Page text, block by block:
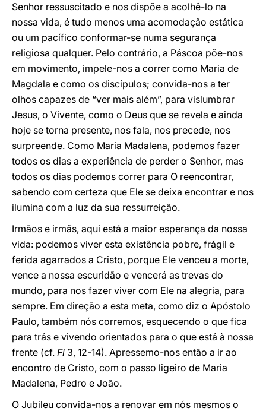
Senhor ressuscitado e nos dispõe a acolhê-lo na
nossa vida, é tudo menos uma acomodação estática
ou um pacífico conformar-se numa segurança
religiosa qualquer. Pelo contrário, a Páscoa põe-nos
em movimento, impele-nos a correr como Maria de
Magdala e como os discípulos; convida-nos a ter
olhos capazes de “ver mais além”, para vislumbrar
Jesus, o Vivente, como o Deus que se revela e ainda
hoje se torna presente, nos fala, nos precede, nos
surpreende. Como Maria Madalena, podemos fazer
todos os dias a experiência de perder o Senhor, mas
todos os dias podemos correr para O reencontrar,
sabendo com certeza que Ele se deixa encontrar e nos
ilumina com a luz da sua ressurreição.
Irmãos e irmãs, aqui está a maior esperança da nossa
vida: podemos viver esta existência pobre, frágil e
ferida agarrados a Cristo, porque Ele venceu a morte,
vence a nossa escuridão e vencerá as trevas do
mundo, para nos fazer viver com Ele na alegria, para
sempre. Em direção a esta meta, como diz o Apóstolo
Paulo, também nós corremos, esquecendo o que fica
para trás e vivendo orientados para o que está à nossa
frente (cf. Fl 3, 12-14). Apressemo-nos então a ir ao
encontro de Cristo, com o passo ligeiro de Maria
Madalena, Pedro e João.
O Jubileu convida-nos a renovar em nós mesmos o